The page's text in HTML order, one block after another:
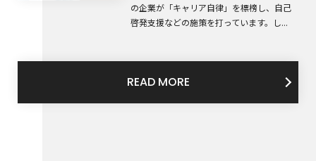
の企業が「キャリア自律」を標榜し、自己
啓発支援などの施策を打っています。し...
READ MORE